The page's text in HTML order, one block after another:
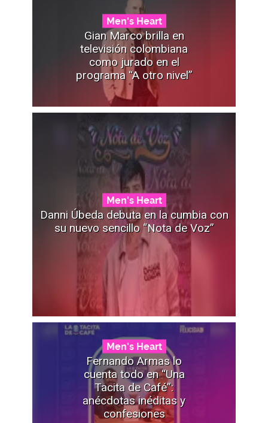
Men's Heart
Gian Marco brilla en
televisión colombiana
como jurado en el
programa “A otro nivel”
Men's Heart
Danni Úbeda debuta en la cumbia con
su nuevo sencillo “Nota de Voz”
Men's Heart
Fernando Armas lo
cuenta todo en “Una
Tacita de Café”:
anécdotas inéditas y
confesiones